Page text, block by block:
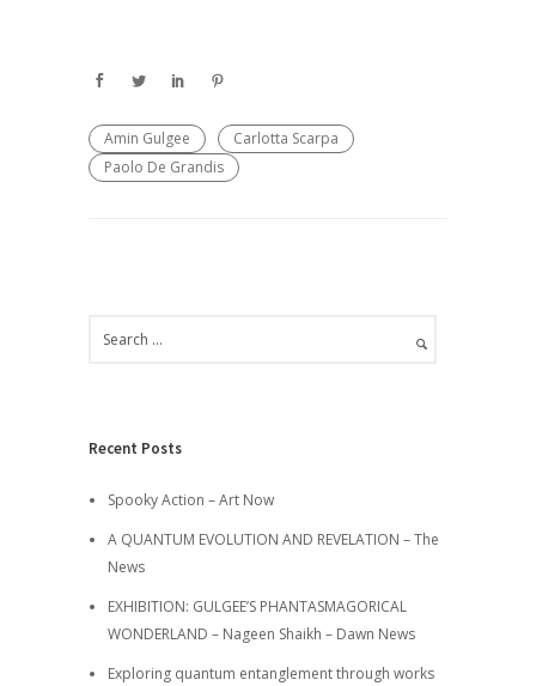
Amin Gulgee
Carlotta Scarpa
Paolo De Grandis
Recent Posts
Spooky Action – Art Now
A QUANTUM EVOLUTION AND REVELATION – The
News
EXHIBITION: GULGEE’S PHANTASMAGORICAL
WONDERLAND – Nageen Shaikh – Dawn News
Exploring quantum entanglement through works